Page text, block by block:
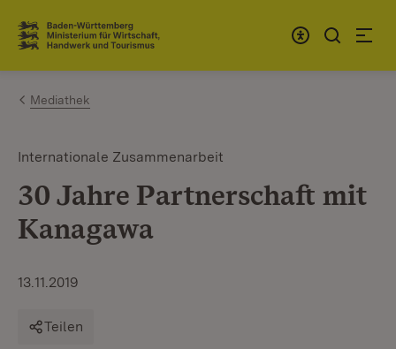
Zum Inhalt springen
Link zur Startseite
Mediathek
Internationale Zusammenarbeit
30 Jahre Partnerschaft mit
Kanagawa
13.11.2019
Teilen